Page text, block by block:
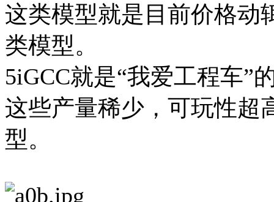
这类模型就是目前价格动
类模型。
5iGCC就是“我爱工程车”
这些产量稀少，可玩性超
型。